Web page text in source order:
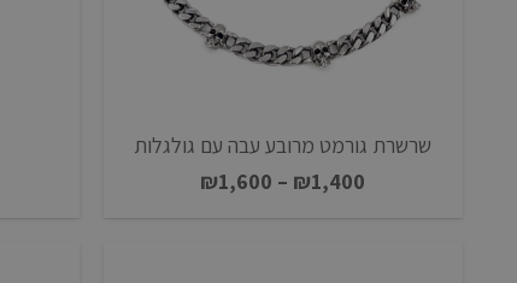
שרשרת גורמט מרובע עבה עם גולגלות
₪1,400
–
₪1,600
טווח